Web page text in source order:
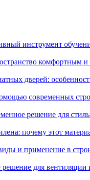
инструмент
комфортным
дверей:
современных
решение для
почему этот
и применение в
для вентиляции